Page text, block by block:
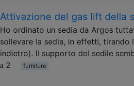
Attivazione del gas lift della
Ho ordinato un sedia da Argos
sollevare la sedia, in effetti, tirando
indietro). Il supporto del sedile
2
furniture